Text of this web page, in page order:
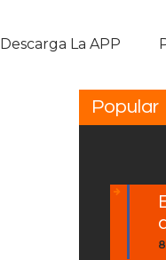
Descarga La APP
Popular